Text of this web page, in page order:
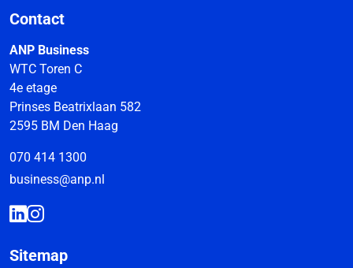
Contact
ANP Business
WTC Toren C
4e etage
Prinses Beatrixlaan 582
2595 BM Den Haag
070 414 1300
business@anp.nl
Sitemap